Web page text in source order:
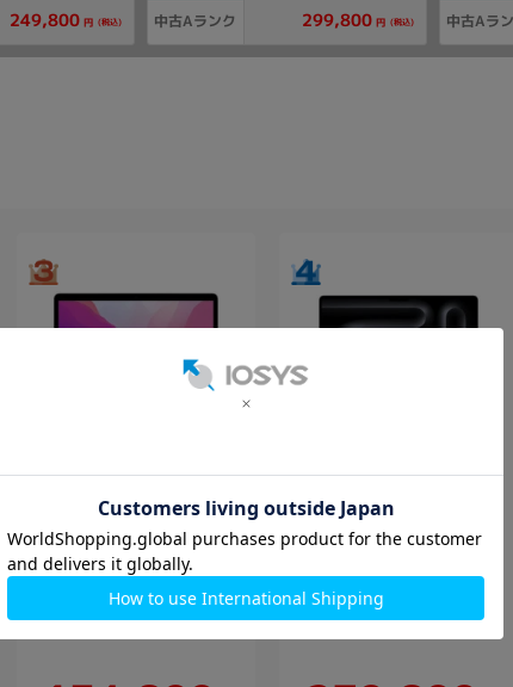
249,800 円 (税込) 中古Aランク 299,800 円 (税込) 中古Aラ
MacBook Pro 13インチ
MNEQ3J/A Mid 2022 シル
バー【Apple
M2/16GB/512GB SSD】
中古Bランク
MacBook Pro 14インチ
FDE44J/A Late 2025 シル
バー【Apple M5(10コ
GPU】
512GB 中古Aランク